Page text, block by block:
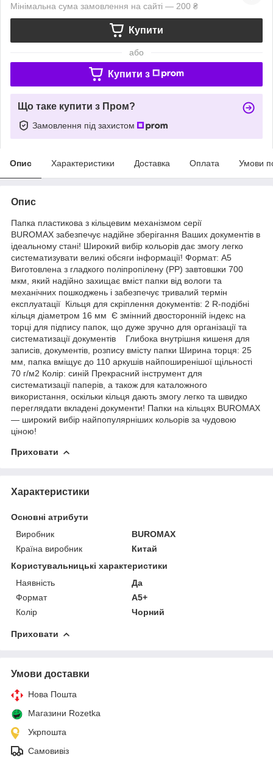
Мінімальна сума замовлення на сайті — 200 ₴
Купити
або
Купити з
Що таке купити з Пром?
Замовлення під захистом
Опис Характеристики Доставка Оплата Умови
Опис
Папка пластикова з кільцевим механізмом серії
BUROMAX забезпечує надійне зберігання Ваших документів в
ідеальному стані! Широкий вибір кольорів дає змогу легко
систематизувати великі обсяги інформації! Формат: А5
Виготовлена з гладкого поліпропілену (PP) завтовшки 700
мкм, який надійно захищає вміст папки від вологи та
механічних пошкоджень і забезпечує тривалий термін
експлуатації Кільця для скріплення документів: 2 R-подібні
кільця діаметром 16 мм Є змінний двосторонній індекс на
торці для підпису папок, що дуже зручно для організації та
систематизації документів Глибока внутрішня кишеня для
записів, документів, розпису вмісту папки Ширина торця: 25
мм, папка вміщує до 110 аркушів найпоширенішої щільності
70 г/м2 Колір: синій Прекрасний інструмент для
систематизації паперів, а також для каталожного
використання, оскільки кільця дають змогу легко та швидко
переглядати вкладені документи! Папки на кільцях BUROMAX
— широкий вибір найпопулярніших кольорів за чудовою
ціною!
Приховати
Характеристики
Основні атрибути
Виробник
BUROMAX
Країна виробник
Китай
Користувальницькі характеристики
Наявність
Да
Формат
А5+
Колір
Чорний
Приховати
Умови доставки
Нова Пошта
Магазини Rozetka
Укрпошта
Самовивіз